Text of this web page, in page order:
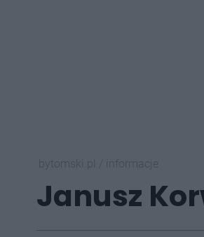
Janusz